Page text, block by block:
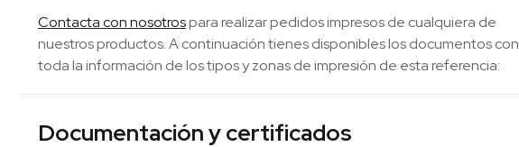
Contacta con nosotrospara realizar pedidos impresos de cualquiera de
nuestros productos. A continuación tienes disponibles los documentos con
toda la información de los tipos y zonas de impresión de esta referencia:
Documentación y certificados